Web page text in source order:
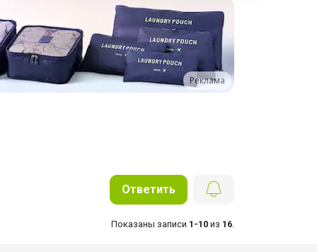
Реклама
Ответить
Показаны записи 1-10 из 16.